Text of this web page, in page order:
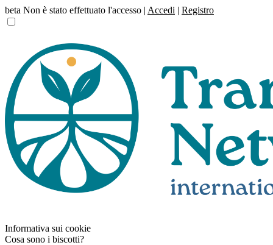
beta Non è stato effettuato l'accesso | Accedi | Registro
Informativa sui cookie
Cosa sono i biscotti?